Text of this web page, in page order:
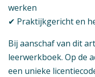
werken
✔ Praktijkgericht en
Bij aanschaf van dit
leerwerkboek. Op de
een unieke